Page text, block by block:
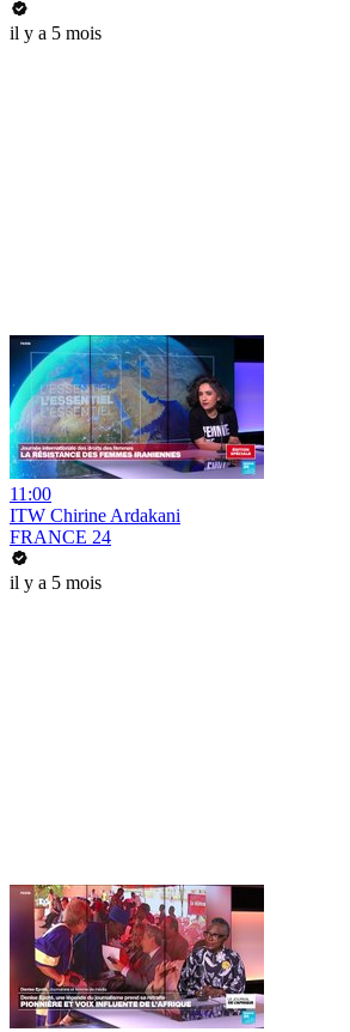
il y a 5 mois
11:00
ITW Chirine Ardakani
FRANCE 24
il y a 5 mois